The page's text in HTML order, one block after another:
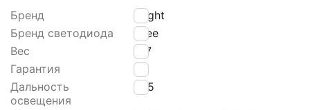
Бренд
Olight
Бренд светодиода
Сrее
Вес
107
Гарантия
24
Дальность
освещения
205